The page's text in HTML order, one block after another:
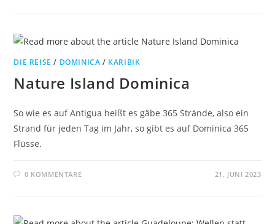
DIE REISE / DOMINICA / KARIBIK
Nature Island Dominica
So wie es auf Antigua heißt es gäbe 365 Strände, also ein
Strand für jeden Tag im Jahr, so gibt es auf Dominica 365
Flüsse.
0 KOMMENTARE 21. JUNI 2023